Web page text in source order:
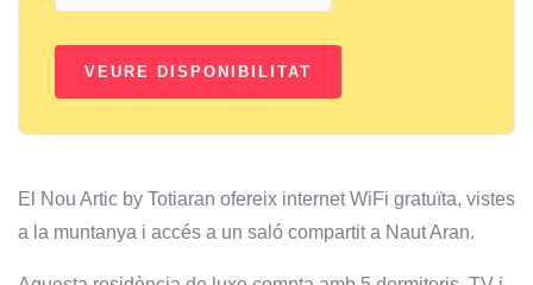
El Nou Artic by Totiaran ofereix internet WiFi gratuïta, vistes
a la muntanya i accés a un saló compartit a Naut Aran.